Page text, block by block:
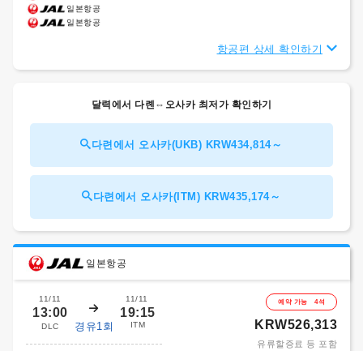
일본항공
일본항공
항공편 상세 확인하기
달력에서 다롄⇔오사카 최저가 확인하기
다련에서 오사카(UKB) KRW434,814～
다련에서 오사카(ITM) KRW435,174～
일본항공
11/11
13:00
DLC 경유1회
11/11
19:15
ITM
예약 가능 4석
KRW526,313
유류할증료 등 포함